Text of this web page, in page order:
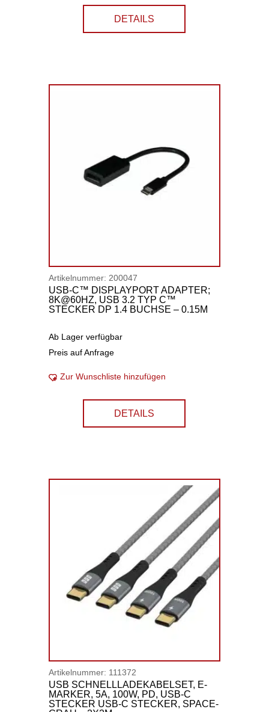
DETAILS
Artikelnummer: 200047
USB-C™ DISPLAYPORT ADAPTER;
8K@60HZ, USB 3.2 TYP C™
STECKER DP 1.4 BUCHSE – 0.15M
Ab Lager verfügbar
Preis auf Anfrage
Zur Wunschliste hinzufügen
DETAILS
Artikelnummer: 111372
USB SCHNELLLADEKABELSET, E-
MARKER, 5A, 100W, PD, USB-C
STECKER USB-C STECKER, SPACE-